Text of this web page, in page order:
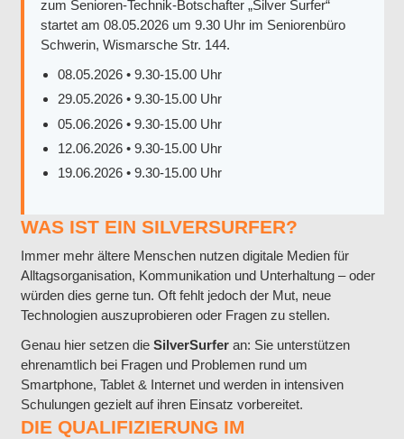
zum Senioren-Technik-Botschafter „Silver Surfer“
startet am 08.05.2026 um 9.30 Uhr im Seniorenbüro
Schwerin, Wismarsche Str. 144.
08.05.2026 • 9.30-15.00 Uhr
29.05.2026 • 9.30-15.00 Uhr
05.06.2026 • 9.30-15.00 Uhr
12.06.2026 • 9.30-15.00 Uhr
19.06.2026 • 9.30-15.00 Uhr
WAS IST EIN SILVERSURFER?
Immer mehr ältere Menschen nutzen digitale Medien für
Alltagsorganisation, Kommunikation und Unterhaltung – oder
würden dies gerne tun. Oft fehlt jedoch der Mut, neue
Technologien auszuprobieren oder Fragen zu stellen.
Genau hier setzen die SilverSurferan: Sie unterstützen
ehrenamtlich bei Fragen und Problemen rund um
Smartphone, Tablet & Internet und werden in intensiven
Schulungen gezielt auf ihren Einsatz vorbereitet.
DIE QUALIFIZIERUNG IM